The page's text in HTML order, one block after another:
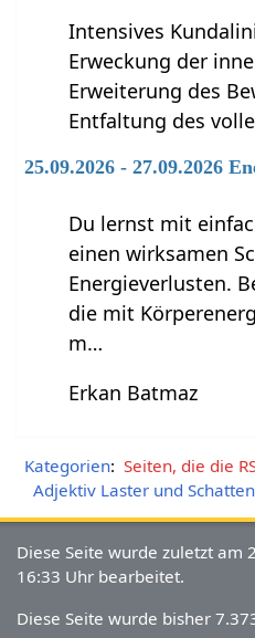
Intensives
Erweckung der
Erweiterung des
Entfaltung des
25.09.2026 - 27.09.2026
Du lernst mit
einen wirksamen
Energieverlusten.
die mit
m…
Erkan Batmaz
Kategorien: Seiten, die die
Adjektiv Laster und
Diese Seite wurde zuletzt am
16:33 Uhr bearbeitet.
Diese Seite wurde bisher